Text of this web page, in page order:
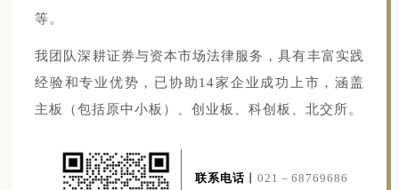
等。
我团队深耕证券与资本市场法律服务，具有丰富实践
经验和专业优势，已协助14家企业成功上市，涵盖
主板（包括原中小板）、创业板、科创板、北交所。
联系电话 丨021－68769686